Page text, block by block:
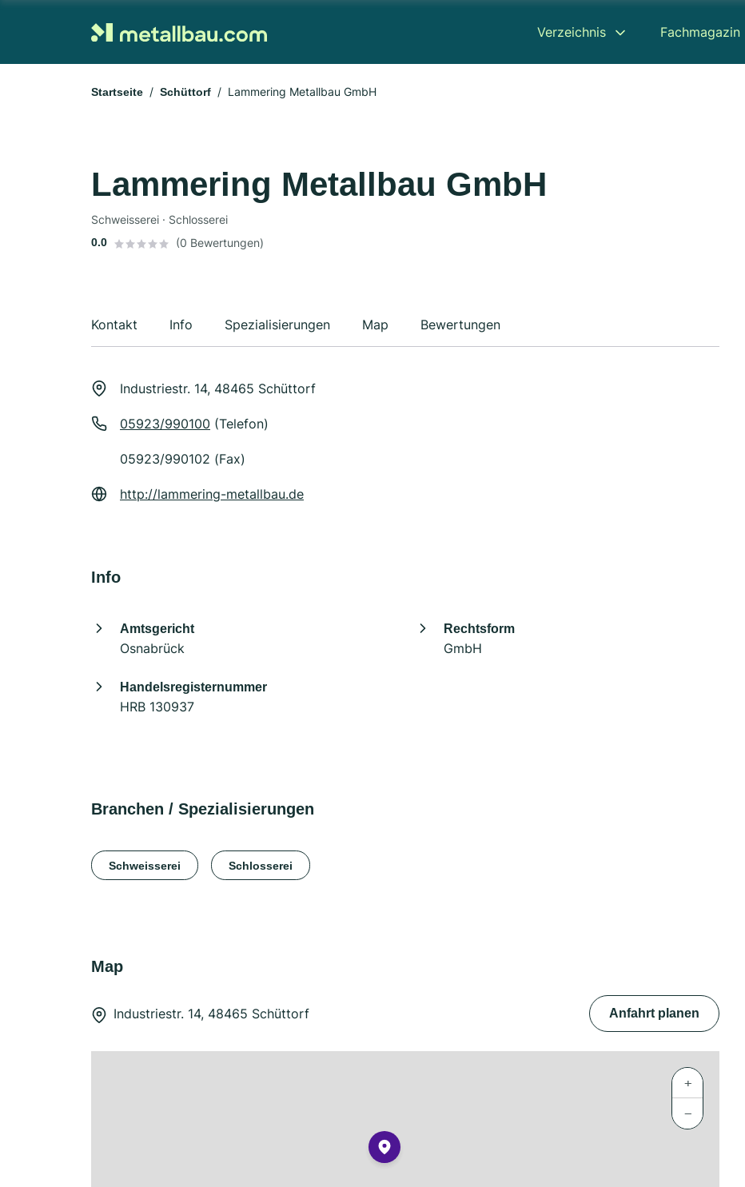
Verzeichnis Fachmagazin
Startseite Schüttorf Lammering Metallbau GmbH
Lammering Metallbau GmbH
Schweisserei · Schlosserei
0.0 (0 Bewertungen)
Kontakt Info Spezialisierungen Map Bewertungen
Industriestr. 14, 48465 Schüttorf
05923/990100 (Telefon)
05923/990102 (Fax)
http://lammering-metallbau.de
Info
Amtsgericht
Osnabrück
Rechtsform
GmbH
Handelsregisternummer
HRB 130937
Branchen / Spezialisierungen
Schweisserei Schlosserei
Map
Industriestr. 14, 48465 Schüttorf Anfahrt planen
+
−